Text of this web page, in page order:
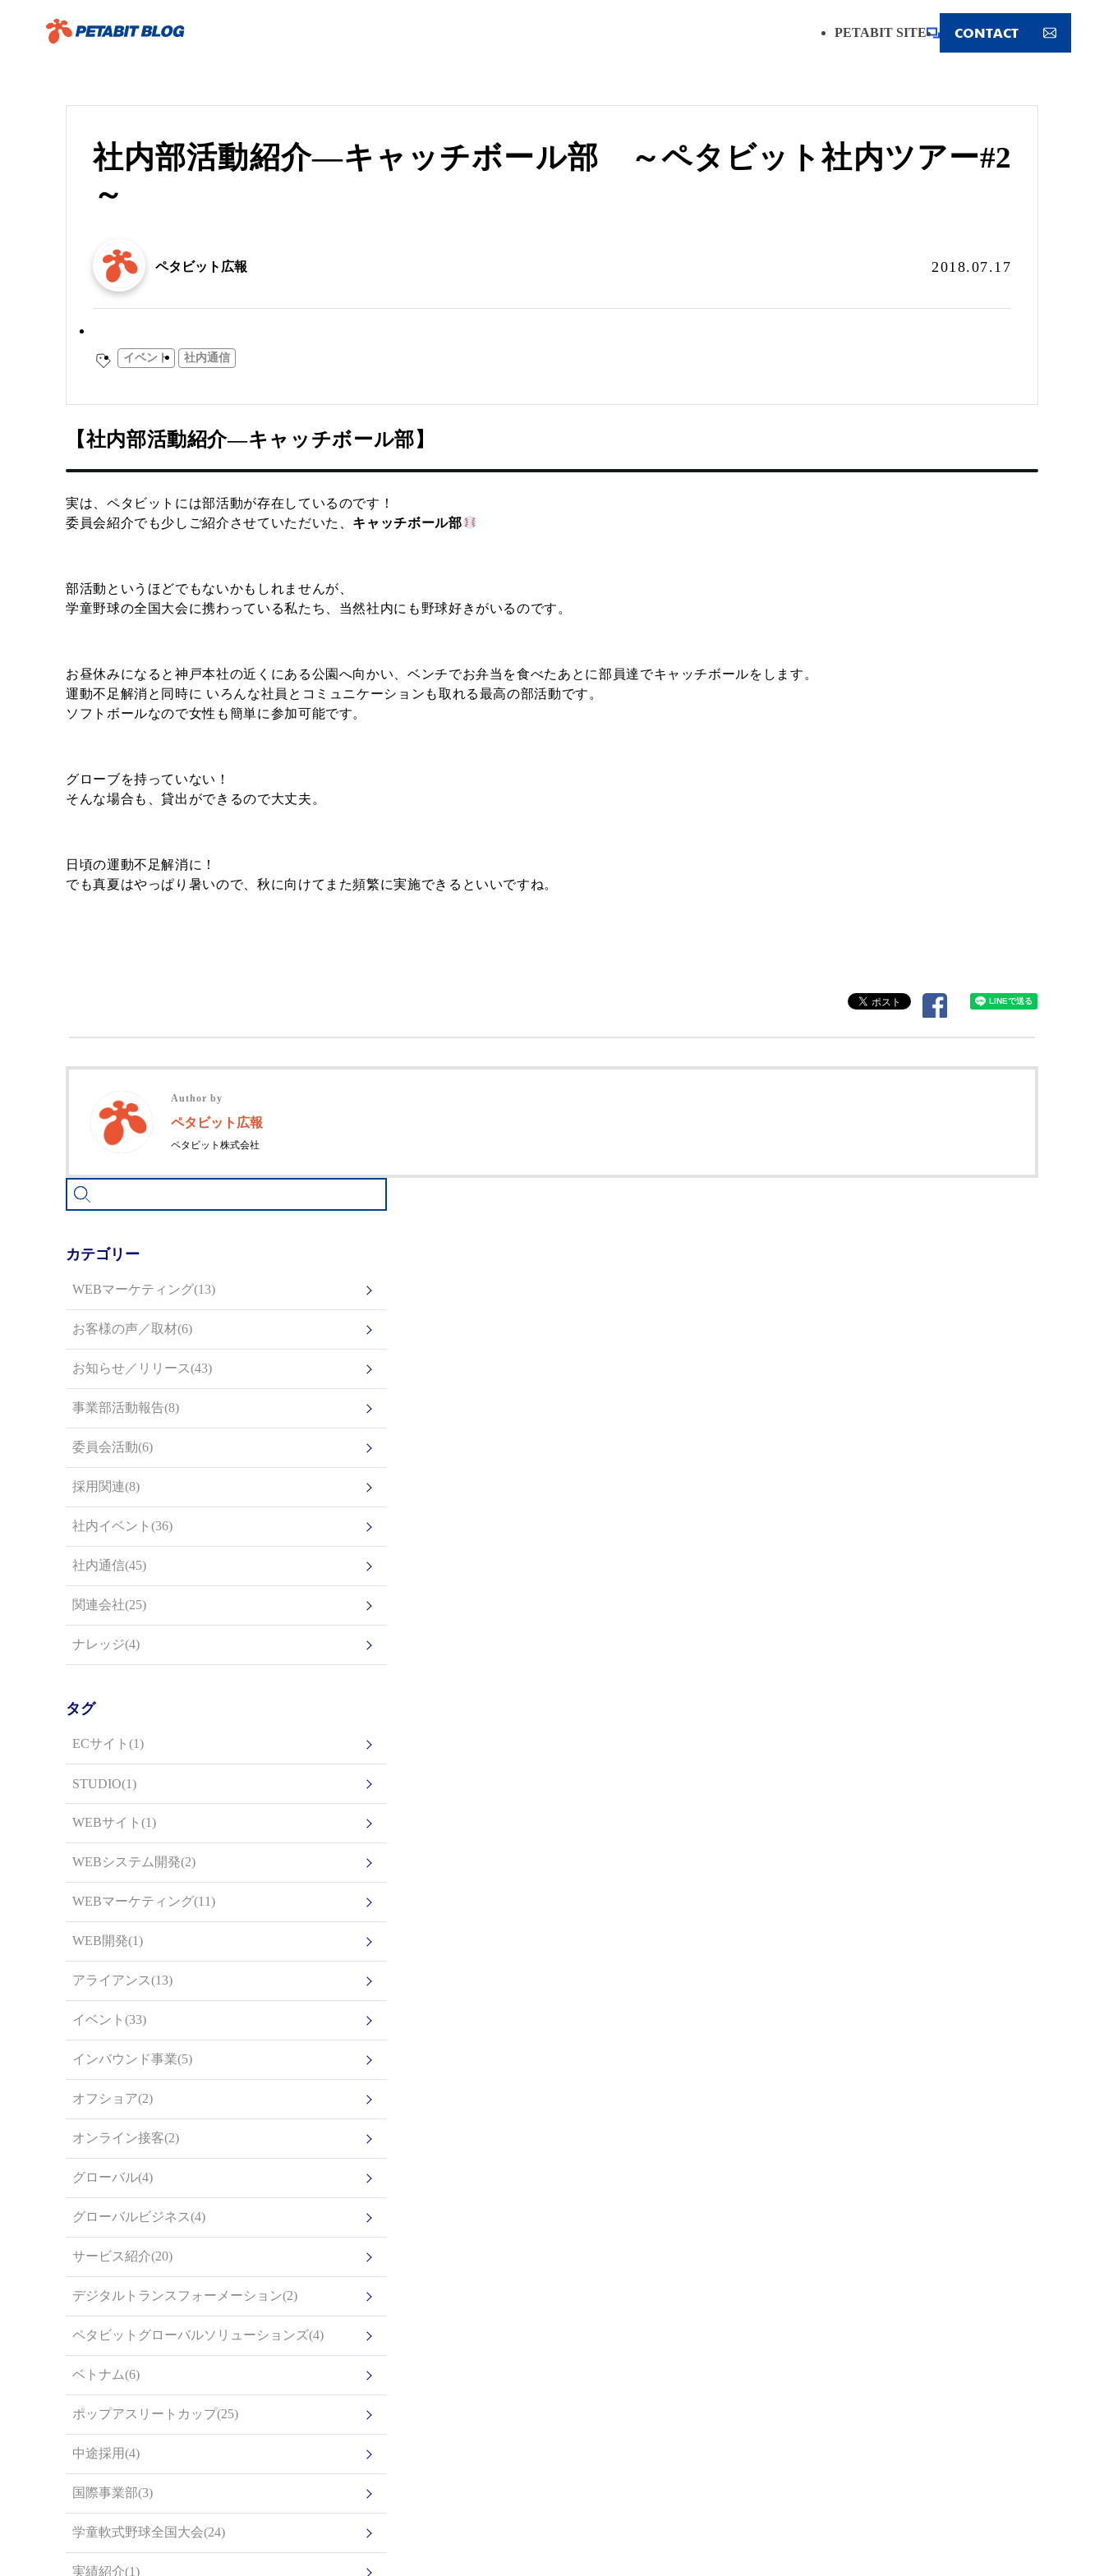
PETABIT SITE CONTACT
社内部活動紹介―キャッチボール部 ～ペタビット社内ツアー#2
～
ペタビット広報 2018.07.17
イベント 社内通信
【社内部活動紹介―キャッチボール部】⠀
実は、ペタビットには部活動が存在しているのです！
委員会紹介でも少しご紹介させていただいた、 キャッチボール部
部活動というほどでもないかもしれませんが、
学童野球の全国大会に携わっている私たち、当然社内にも野球好きがいるのです。
お昼休みになると神戸本社の近くにある公園へ向かい、ベンチでお弁当を食べたあとに部員達でキャッチボールをします。
運動不足解消と同時に いろんな社員とコミュニケーションも取れる最高の部活動です。
ソフトボールなので女性も簡単に参加可能です。
グローブを持っていない！
そんな場合も、貸出ができるので大丈夫。
日頃の運動不足解消に！
でも真夏はやっぱり暑いので、秋に向けてまた頻繁に実施できるといいですね。
Author by
ペタビット広報
ペタビット株式会社
カテゴリー
WEBマーケティング(13)
お客様の声／取材(6)
お知らせ／リリース(43)
事業部活動報告(8)
委員会活動(6)
採用関連(8)
社内イベント(36)
社内通信(45)
関連会社(25)
ナレッジ(4)
タグ
ECサイト(1)
STUDIO(1)
WEBサイト(1)
WEBシステム開発(2)
WEBマーケティング(11)
WEB開発(1)
アライアンス(13)
イベント(33)
インバウンド事業(5)
オフショア(2)
オンライン接客(2)
グローバル(4)
グローバルビジネス(4)
サービス紹介(20)
デジタルトランスフォーメーション(2)
ペタビットグローバルソリューションズ(4)
ベトナム(6)
ポップアスリートカップ(25)
中途採用(4)
国際事業部(3)
学童軟式野球全国大会(24)
実績紹介(1)